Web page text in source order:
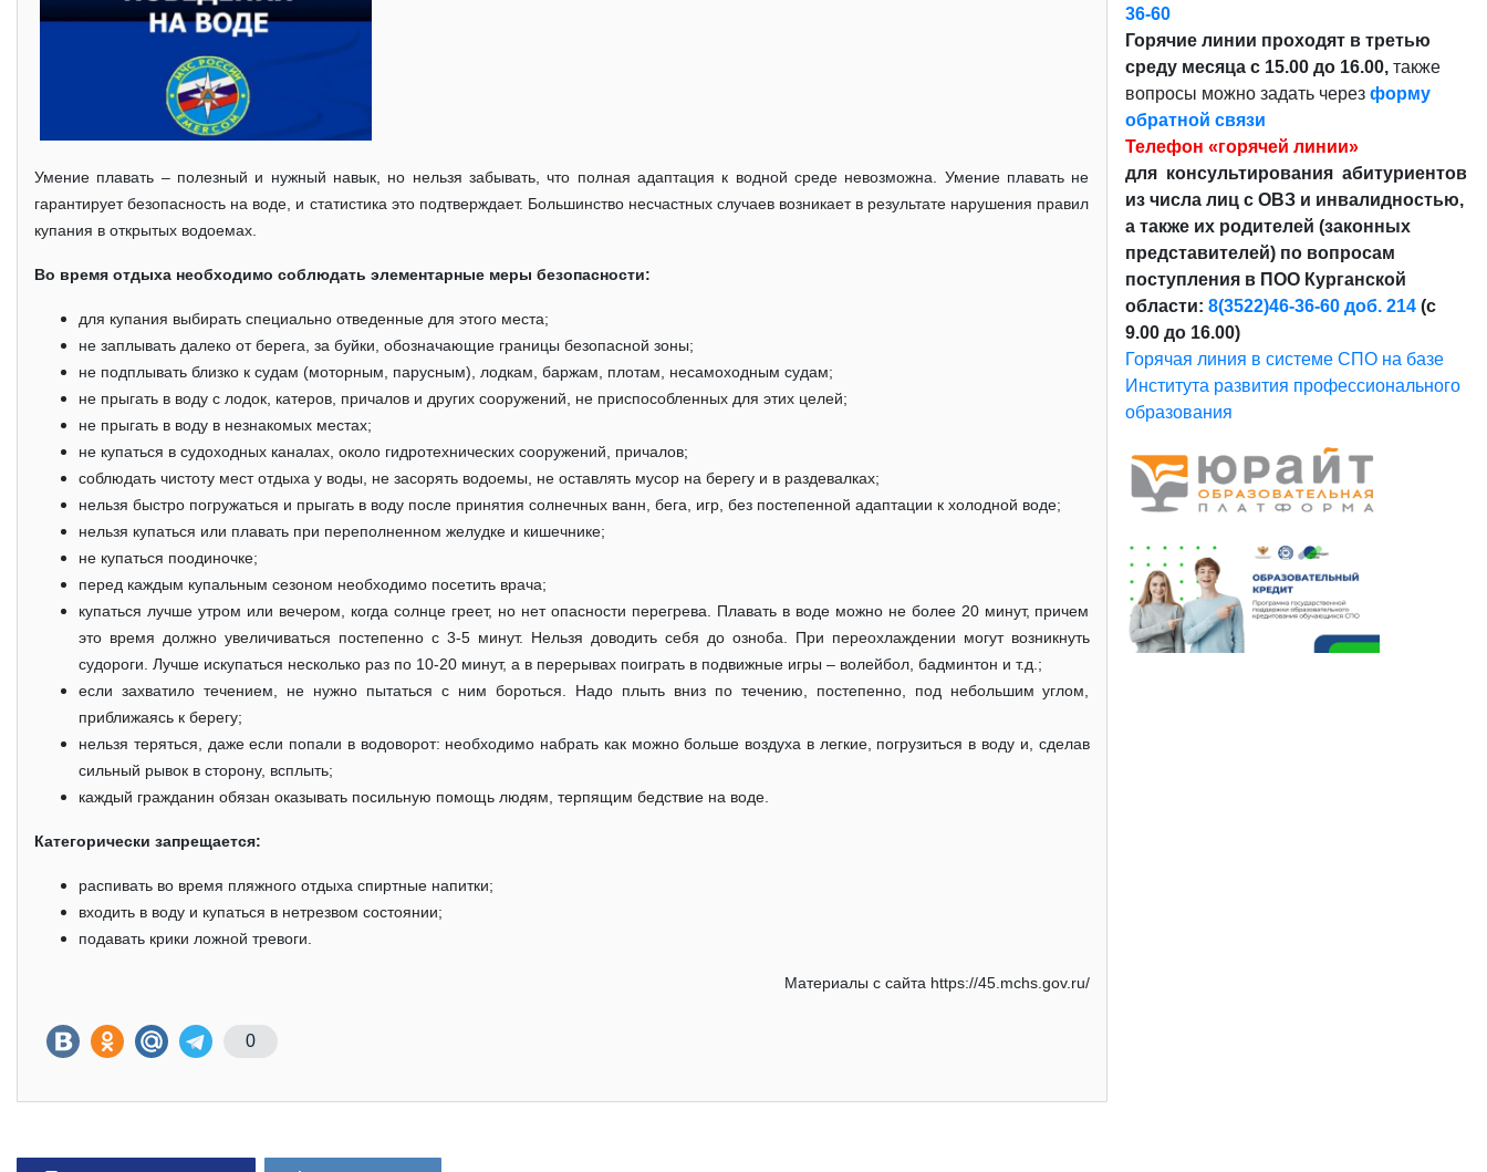
Умение плавать – полезный и нужный навык, но нельзя забывать, что полная адаптация к водной среде невозможна. Умение плавать не
гарантирует безопасность на воде, и статистика это подтверждает. Большинство несчастных случаев возникает в результате нарушения правил
купания в открытых водоемах.
Во время отдыха необходимо соблюдать элементарные меры безопасности:
для купания выбирать специально отведенные для этого места;
не заплывать далеко от берега, за буйки, обозначающие границы безопасной зоны;
не подплывать близко к судам (моторным, парусным), лодкам, баржам, плотам, несамоходным судам;
не прыгать в воду с лодок, катеров, причалов и других сооружений, не приспособленных для этих целей;
не прыгать в воду в незнакомых местах;
не купаться в судоходных каналах, около гидротехнических сооружений, причалов;
соблюдать чистоту мест отдыха у воды, не засорять водоемы, не оставлять мусор на берегу и в раздевалках;
нельзя быстро погружаться и прыгать в воду после принятия солнечных ванн, бега, игр, без постепенной адаптации к холодной воде;
нельзя купаться или плавать при переполненном желудке и кишечнике;
не купаться поодиночке;
перед каждым купальным сезоном необходимо посетить врача;
купаться лучше утром или вечером, когда солнце греет, но нет опасности перегрева. Плавать в воде можно не более 20 минут, причем
это время должно увеличиваться постепенно с 3-5 минут. Нельзя доводить себя до озноба. При переохлаждении могут возникнуть
судороги. Лучше искупаться несколько раз по 10-20 минут, а в перерывах поиграть в подвижные игры – волейбол, бадминтон и т.д.;
если захватило течением, не нужно пытаться с ним бороться. Надо плыть вниз по течению, постепенно, под небольшим углом,
приближаясь к берегу;
нельзя теряться, даже если попали в водоворот: необходимо набрать как можно больше воздуха в легкие, погрузиться в воду и, сделав
сильный рывок в сторону, всплыть;
каждый гражданин обязан оказывать посильную помощь людям, терпящим бедствие на воде.
Категорически запрещается:
распивать во время пляжного отдыха спиртные напитки;
входить в воду и купаться в нетрезвом состоянии;
подавать крики ложной тревоги.
Материалы с сайта https://45.mchs.gov.ru/
0
36-60
Горячие линии проходят в третью
среду месяца с 15.00 до 16.00, также
вопросы можно задать через форму
обратной связи
Телефон «горячей линии»
для консультирования абитуриентов
из числа лиц с ОВЗ и инвалидностью,
а также их родителей (законных
представителей) по вопросам
поступления в ПОО Курганской
области: 8(3522)46-36-60 доб. 214(с
9.00 до 16.00)
Горячая линия в системе СПО на базе
Института развития профессионального
образования